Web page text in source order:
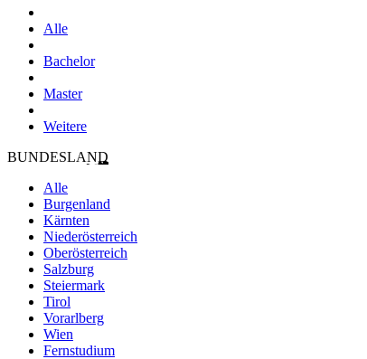
Alle
Bachelor
Master
Weitere
BUNDESLAND
Alle
Burgenland
Kärnten
Niederösterreich
Oberösterreich
Salzburg
Steiermark
Tirol
Vorarlberg
Wien
Fernstudium